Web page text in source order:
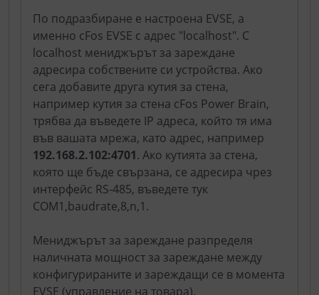
По подразбиране е настроена EVSE, а
именно cFos EVSE с адрес "localhost". С
localhost мениджърът за зареждане
адресира собствените си устройства. Ако
сега добавите друга кутия за стена,
например кутия за стена cFos Power Brain,
трябва да въведете IP адреса, който тя има
във вашата мрежа, като адрес, например
192.168.2.102:4701. Ако кутията за стена,
която ще бъде свързана, се адресира чрез
интерфейс RS-485, въведете тук
COM1,baudrate,8,n,1.
Мениджърът за зареждане разпределя
наличната мощност за зареждане между
конфигурираните и зареждащи се в момента
EVSE (управление на товара).